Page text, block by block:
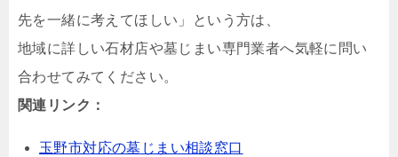
先を一緒に考えてほしい」という方は、
地域に詳しい石材店や墓じまい専門業者へ気軽に問い
合わせてみてください。
関連リンク：
玉野市対応の墓じまい相談窓口